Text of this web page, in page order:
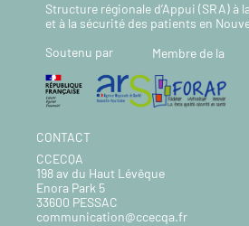
Structure régionale d’Appui (SRA) à
et à la sécurité des patients en
Soutenu par
Membre de la
CONTACT
CCECQA
198 av du Haut Lévêque
Enora Park 5
33600 PESSAC
communication@ccecqa.fr